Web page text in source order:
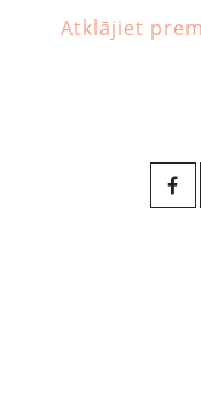
Atklājiet